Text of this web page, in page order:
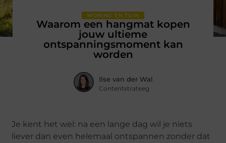
WONING EN TUIN
Waarom een hangmat kopen
jouw ultieme
ontspanningsmoment kan
worden
Ilse van der Wal
Contentstrateeg
Je kent het wel: na een lange dag wil je niets
liever dan even helemaal ontspannen zonder dat